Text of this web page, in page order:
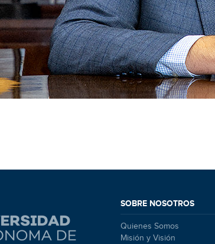
SOBRE NOSOTROS
Quienes Somos
Misión y Visión